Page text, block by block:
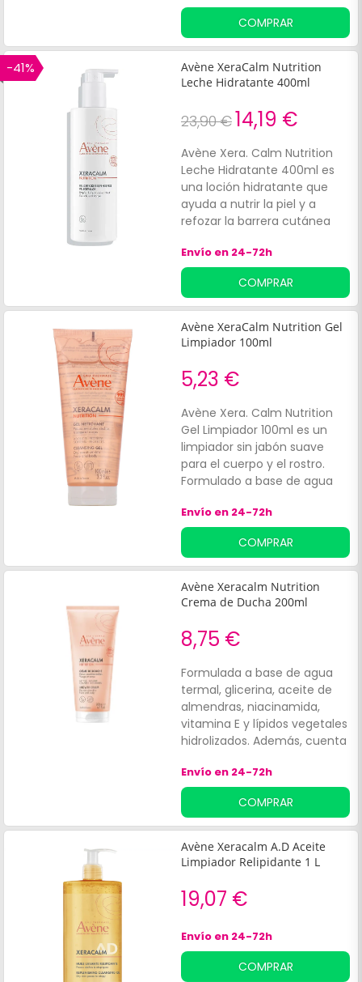
ingredientes de origen
natural que respeta incluso
las pieles más sensibles.
Genera una suave espuma al
aplicarlo, que no pica en los
externas. Contenido: 500ml.
COMPRAR
-41%
Avène XeraCalm Nutrition
Leche Hidratante 400ml
23,90 €14,19 €
Avène Xera. Calm Nutrition
Leche Hidratante 400ml es
una loción hidratante que
ayuda a nutrir la piel y a
refozar la barrera cutánea
Envío en 24-72h
COMPRAR
Avène XeraCalm Nutrition Gel
Limpiador 100ml
5,23 €
Avène Xera. Calm Nutrition
Gel Limpiador 100ml es un
limpiador sin jabón suave
para el cuerpo y el rostro.
Formulado a base de agua
calmantes e hidratantes, con
un p. H fisiológico.
Envío en 24-72h
COMPRAR
Avène Xeracalm Nutrition
Crema de Ducha 200ml
8,75 €
Formulada a base de agua
termal, glicerina, aceite de
almendras, niacinamida,
vitamina E y lípidos vegetales
hidrolizados. Además, cuenta
que aporta un agradable
aroma natural.
Envío en 24-72h
COMPRAR
Avène Xeracalm A.D Aceite
Limpiador Relipidante 1 L
19,07 €
Envío en 24-72h
COMPRAR